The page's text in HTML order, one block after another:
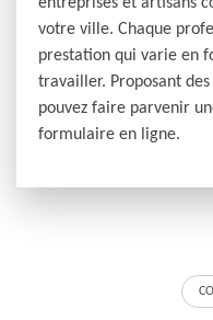
entreprises et artisans
votre ville. Chaque
prestation qui varie en
travailler. Proposant
pouvez faire parvenir
formulaire en ligne.